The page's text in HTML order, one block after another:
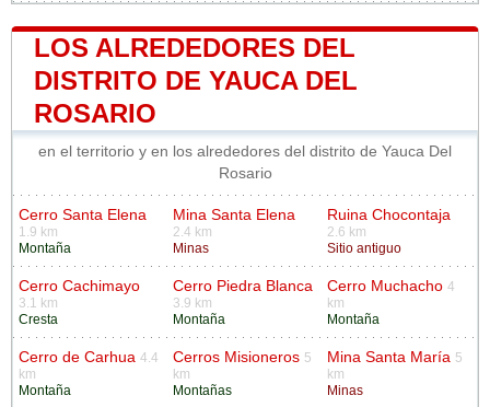
LOS ALREDEDORES DEL
DISTRITO DE YAUCA DEL
ROSARIO
en el territorio y en los alrededores del distrito de Yauca Del
Rosario
Cerro Santa Elena
1.9 km
Montaña
Mina Santa Elena
2.4 km
Minas
Ruina Chocontaja
2.6 km
Sitio antiguo
Cerro Cachimayo
3.1 km
Cresta
Cerro Piedra Blanca
3.9 km
Montaña
Cerro Muchacho 4
km
Montaña
Cerro de Carhua 4.4
km
Montaña
Cerros Misioneros 5
km
Montañas
Mina Santa María 5
km
Minas